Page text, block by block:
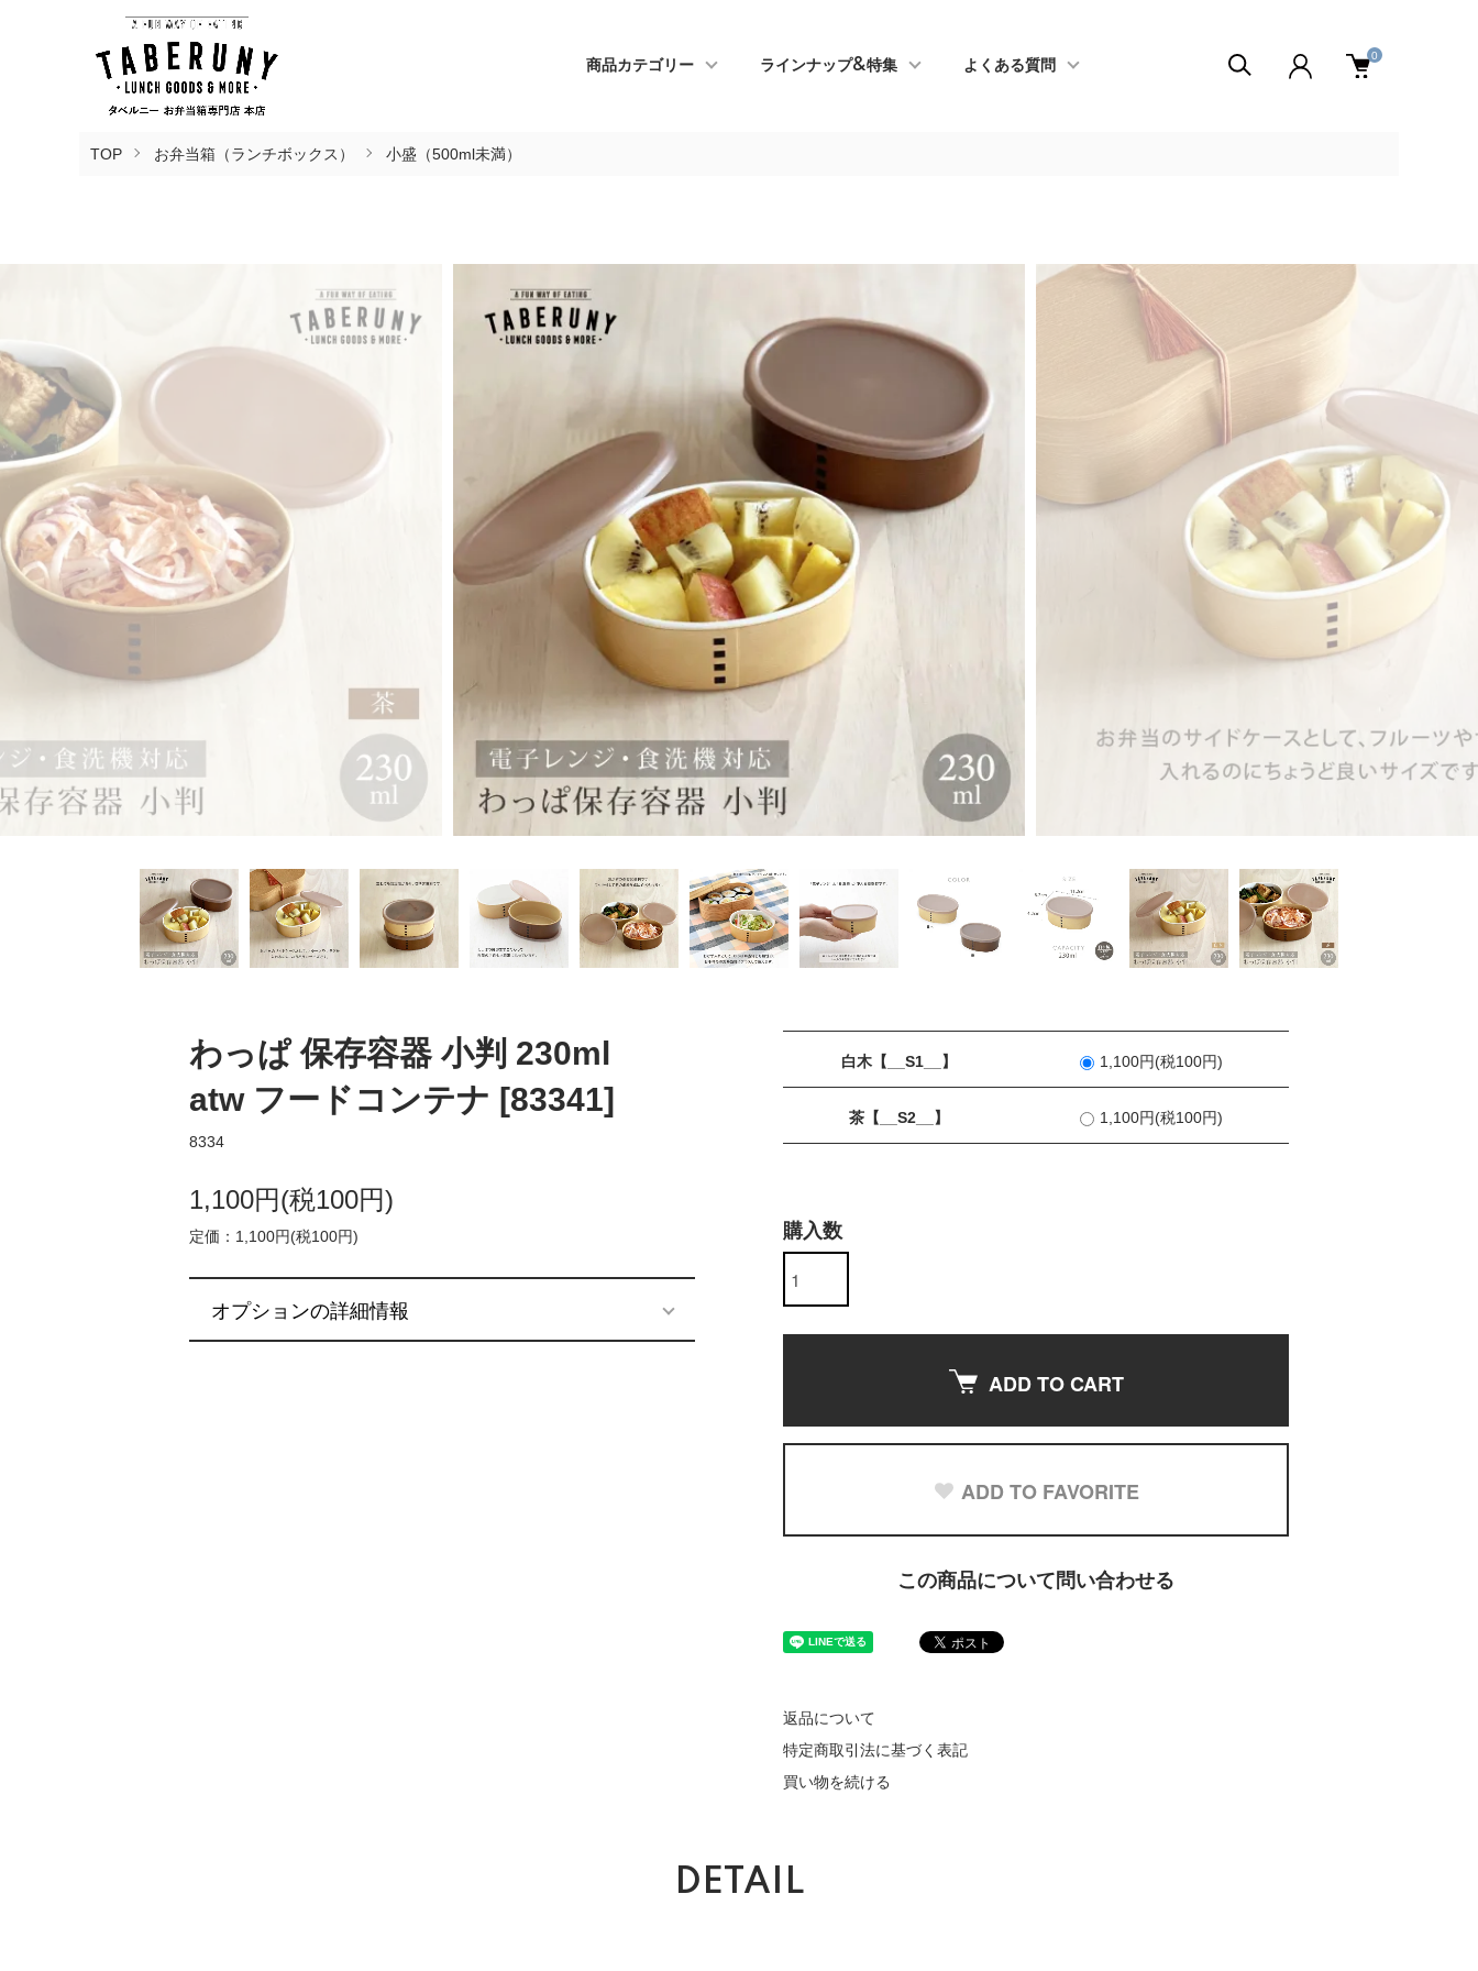
商品カテゴリー ラインナップ&特集 よくある質問
0
TOP お弁当箱（ランチボックス） 小盛（500ml未満）
わっぱ 保存容器 小判 230ml
atw フードコンテナ [83341]
8334
1,100円(税100円)
定価：1,100円(税100円)
オプションの詳細情報
白木【__S1__】 1,100円(税100円)
茶【__S2__】 1,100円(税100円)
購入数
ADD TO CART
ADD TO FAVORITE
この商品について問い合わせる
返品について
特定商取引法に基づく表記
買い物を続ける
DETAIL